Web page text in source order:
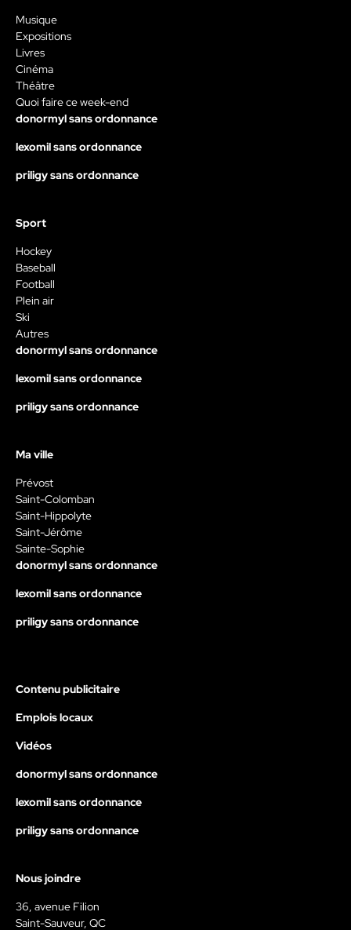
Musique
Expositions
Livres
Cinéma
Théâtre
Quoi faire ce week-end
donormyl sans ordonnance
lexomil sans ordonnance
priligy sans ordonnance
Sport
Hockey
Baseball
Football
Plein air
Ski
Autres
donormyl sans ordonnance
lexomil sans ordonnance
priligy sans ordonnance
Ma ville
Prévost
Saint-Colomban
Saint-Hippolyte
Saint-Jérôme
Sainte-Sophie
donormyl sans ordonnance
lexomil sans ordonnance
priligy sans ordonnance
Contenu publicitaire
Emplois locaux
Vidéos
donormyl sans ordonnance
lexomil sans ordonnance
priligy sans ordonnance
Nous joindre
36, avenue Filion
Saint-Sauveur, QC